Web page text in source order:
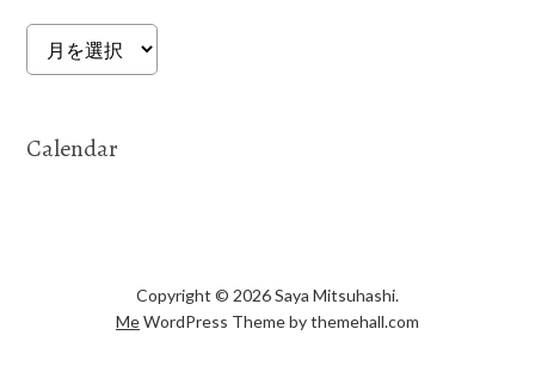
Archives
Calendar
Copyright © 2026 Saya Mitsuhashi.
MeWordPress Theme by themehall.com